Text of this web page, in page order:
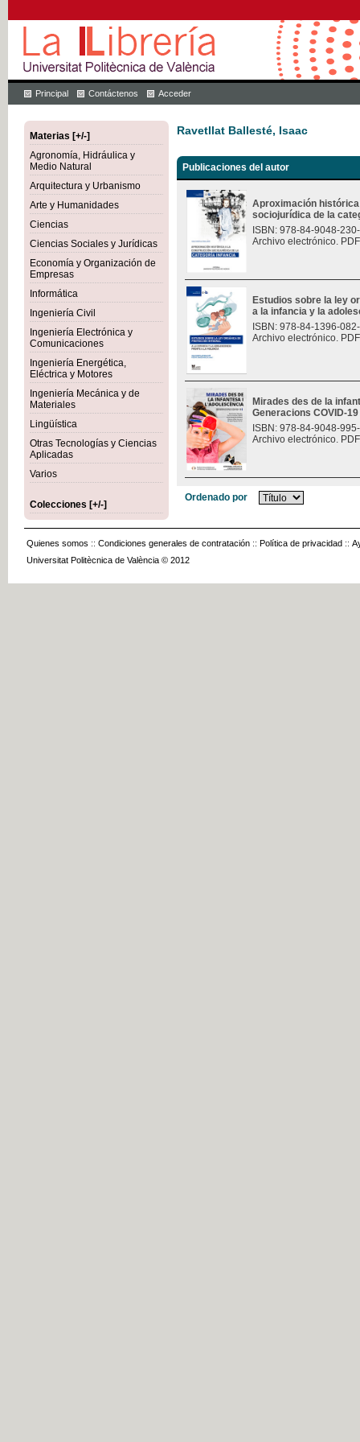
Principal Contáctenos Acceder
Materias [+/-]
Agronomía, Hidráulica y
Medio Natural
Arquitectura y Urbanismo
Arte y Humanidades
Ciencias
Ciencias Sociales y Jurídicas
Economía y Organización de
Empresas
Informática
Ingeniería Civil
Ingeniería Electrónica y
Comunicaciones
Ingeniería Energética,
Eléctrica y Motores
Ingeniería Mecánica y de
Materiales
Lingüística
Otras Tecnologías y Ciencias
Aplicadas
Varios
Colecciones [+/-]
Ravetllat Ballesté, Isaac
Publicaciones del autor
Aproximación
sociojurídica de la
ISBN: 978-84-9048-
Archivo electrónico.
Estudios sobre la ley
a la infancia y la
ISBN: 978-84-1396-
Archivo electrónico.
Mirades des de la
Generacions COVID-19
ISBN: 978-84-9048-
Archivo electrónico.
Ordenado por
Quienes somos :: Condiciones generales de contratación :: Política de privacidad ::
Universitat Politècnica de València © 2012